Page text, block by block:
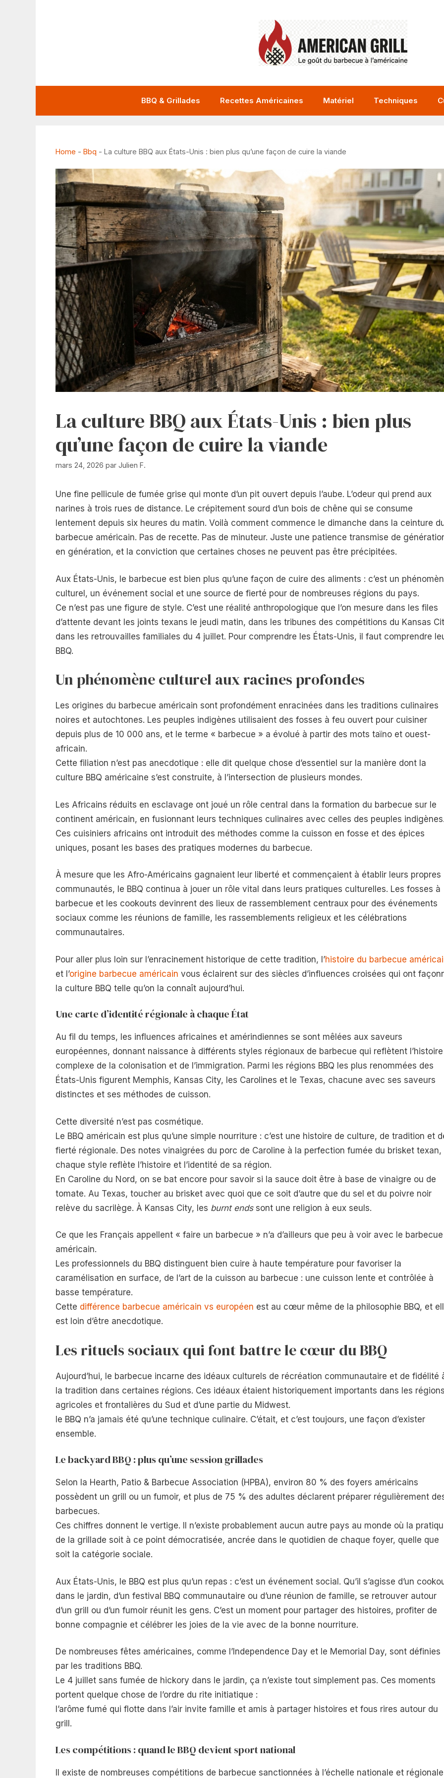
BBQ & Grillades Recettes Américaines Matériel Techniques
Home - Bbq - La culture BBQ aux États-Unis : bien plus qu’une façon de cuire la viande
La culture BBQ aux États-Unis : bien plus
qu’une façon de cuire la viande
mars 24, 2026 par Julien F.
Une fine pellicule de fumée grise qui monte d’un pit ouvert depuis l’aube. L’odeur qui prend aux
narines à trois rues de distance. Le crépitement sourd d’un bois de chêne qui se consume
lentement depuis six heures du matin. Voilà comment commence le dimanche dans la ceinture
barbecue américain. Pas de recette. Pas de minuteur. Juste une patience transmise de
en génération, et la conviction que certaines choses ne peuvent pas être précipitées.
Aux États-Unis, le barbecue est bien plus qu’une façon de cuire des aliments : c’est un
culturel, un événement social et une source de fierté pour de nombreuses régions du pays.
Ce n’est pas une figure de style. C’est une réalité anthropologique que l’on mesure dans les files
d’attente devant les joints texans le jeudi matin, dans les tribunes des compétitions du Kansas
dans les retrouvailles familiales du 4 juillet. Pour comprendre les États-Unis, il faut comprendre
BBQ.
Un phénomène culturel aux racines profondes
Les origines du barbecue américain sont profondément enracinées dans les traditions culinaires
noires et autochtones. Les peuples indigènes utilisaient des fosses à feu ouvert pour cuisiner
depuis plus de 10 000 ans, et le terme « barbecue » a évolué à partir des mots taïno et ouest-
africain.
Cette filiation n’est pas anecdotique : elle dit quelque chose d’essentiel sur la manière dont la
culture BBQ américaine s’est construite, à l’intersection de plusieurs mondes.
Les Africains réduits en esclavage ont joué un rôle central dans la formation du barbecue sur le
continent américain, en fusionnant leurs techniques culinaires avec celles des peuples
Ces cuisiniers africains ont introduit des méthodes comme la cuisson en fosse et des épices
uniques, posant les bases des pratiques modernes du barbecue.
À mesure que les Afro-Américains gagnaient leur liberté et commençaient à établir leurs propres
communautés, le BBQ continua à jouer un rôle vital dans leurs pratiques culturelles. Les fosses à
barbecue et les cookouts devinrent des lieux de rassemblement centraux pour des événements
sociaux comme les réunions de famille, les rassemblements religieux et les célébrations
communautaires.
Pour aller plus loin sur l’enracinement historique de cette tradition, l’histoire du barbecue
et l’origine barbecue américain vous éclairent sur des siècles d’influences croisées qui ont
la culture BBQ telle qu’on la connaît aujourd’hui.
Une carte d’identité régionale à chaque État
Au fil du temps, les influences africaines et amérindiennes se sont mêlées aux saveurs
européennes, donnant naissance à différents styles régionaux de barbecue qui reflètent l’histoire
complexe de la colonisation et de l’immigration. Parmi les régions BBQ les plus renommées des
États-Unis figurent Memphis, Kansas City, les Carolines et le Texas, chacune avec ses saveurs
distinctes et ses méthodes de cuisson.
Cette diversité n’est pas cosmétique.
Le BBQ américain est plus qu’une simple nourriture : c’est une histoire de culture, de tradition et
fierté régionale. Des notes vinaigrées du porc de Caroline à la perfection fumée du brisket texan,
chaque style reflète l’histoire et l’identité de sa région.
En Caroline du Nord, on se bat encore pour savoir si la sauce doit être à base de vinaigre ou de
tomate. Au Texas, toucher au brisket avec quoi que ce soit d’autre que du sel et du poivre noir
relève du sacrilège. À Kansas City, les burnt endssont une religion à eux seuls.
Ce que les Français appellent « faire un barbecue » n’a d’ailleurs que peu à voir avec le barbecue
américain.
Les professionnels du BBQ distinguent bien cuire à haute température pour favoriser la
caramélisation en surface, de l’art de la cuisson au barbecue : une cuisson lente et contrôlée à
basse température.
Cette différence barbecue américain vs européen est au cœur même de la philosophie BBQ, et
est loin d’être anecdotique.
Les rituels sociaux qui font battre le cœur du BBQ
Aujourd’hui, le barbecue incarne des idéaux culturels de récréation communautaire et de fidélité
la tradition dans certaines régions. Ces idéaux étaient historiquement importants dans les
agricoles et frontalières du Sud et d’une partie du Midwest.
le BBQ n’a jamais été qu’une technique culinaire. C’était, et c’est toujours, une façon d’exister
ensemble.
Le backyard BBQ : plus qu’une session grillades
Selon la Hearth, Patio & Barbecue Association (HPBA), environ 80 % des foyers américains
possèdent un grill ou un fumoir, et plus de 75 % des adultes déclarent préparer régulièrement
barbecues.
Ces chiffres donnent le vertige. Il n’existe probablement aucun autre pays au monde où la
de la grillade soit à ce point démocratisée, ancrée dans le quotidien de chaque foyer, quelle que
soit la catégorie sociale.
Aux États-Unis, le BBQ est plus qu’un repas : c’est un événement social. Qu’il s’agisse d’un
dans le jardin, d’un festival BBQ communautaire ou d’une réunion de famille, se retrouver autour
d’un grill ou d’un fumoir réunit les gens. C’est un moment pour partager des histoires, profiter de
bonne compagnie et célébrer les joies de la vie avec de la bonne nourriture.
De nombreuses fêtes américaines, comme l’Independence Day et le Memorial Day, sont définies
par les traditions BBQ.
Le 4 juillet sans fumée de hickory dans le jardin, ça n’existe tout simplement pas. Ces moments
portent quelque chose de l’ordre du rite initiatique :
l’arôme fumé qui flotte dans l’air invite famille et amis à partager histoires et fous rires autour du
grill.
Les compétitions : quand le BBQ devient sport national
Il existe de nombreuses compétitions de barbecue sanctionnées à l’échelle nationale et